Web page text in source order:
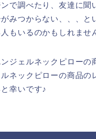
で調べたり、友達に
みつからない、、、
もいるのかもしれませ
ジェルネックピローの
ネックピローの商品
幸いです♪